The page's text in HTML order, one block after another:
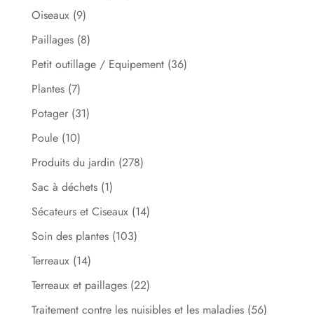
Oiseaux (9)
Paillages (8)
Petit outillage / Equipement (36)
Plantes (7)
Potager (31)
Poule (10)
Produits du jardin (278)
Sac à déchets (1)
Sécateurs et Ciseaux (14)
Soin des plantes (103)
Terreaux (14)
Terreaux et paillages (22)
Traitement contre les nuisibles et les maladies (56)